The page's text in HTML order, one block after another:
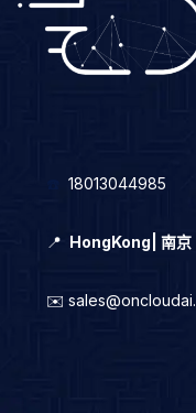
18013044985
📍 HongKong 南京
✉️